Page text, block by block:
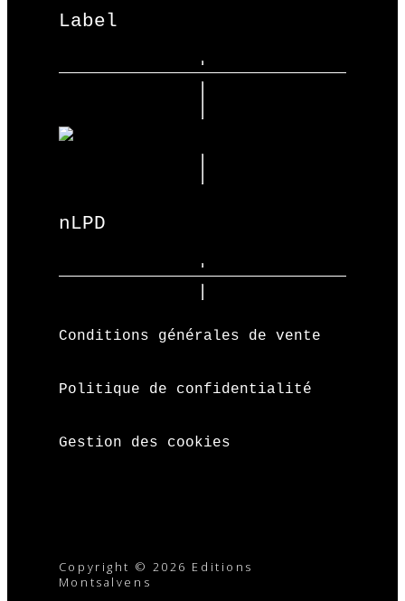
Label
nLPD
Conditions générales de vente
Politique de confidentialité
Gestion des cookies
Copyright © 2026 Editions
Montsalvens